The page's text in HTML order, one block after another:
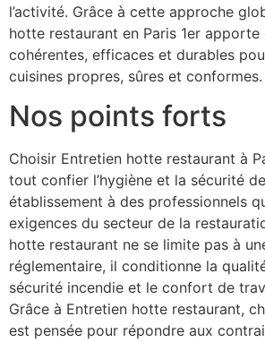
l’activité. Grâce à cette approche
hotte restaurant en Paris 1er
cohérentes, efficaces et durables
cuisines propres, sûres et conformes.
Nos points forts
Choisir Entretien hotte restaurant à
tout confier l’hygiène et la sécurité
établissement à des professionnels
exigences du secteur de la
hotte restaurant ne se limite pas à
réglementaire, il conditionne la
sécurité incendie et le confort de
Grâce à Entretien hotte restaurant,
est pensée pour répondre aux